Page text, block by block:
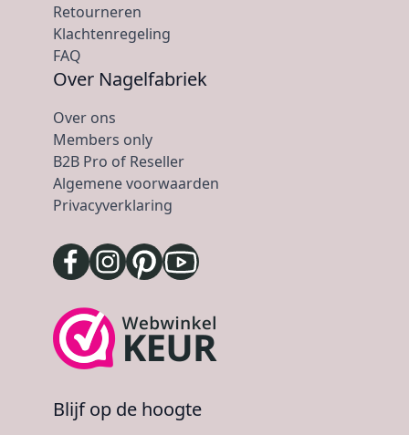
Retourneren
Klachtenregeling
FAQ
Over Nagelfabriek
Over ons
Members only
B2B Pro of Reseller
Algemene voorwaarden
Privacyverklaring
Blijf op de hoogte